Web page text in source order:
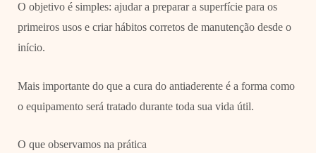
O objetivo é simples: ajudar a preparar a superfície para os
primeiros usos e criar hábitos corretos de manutenção desde o
início.
Mais importante do que a cura do antiaderente é a forma como
o equipamento será tratado durante toda sua vida útil.
O que observamos na prática